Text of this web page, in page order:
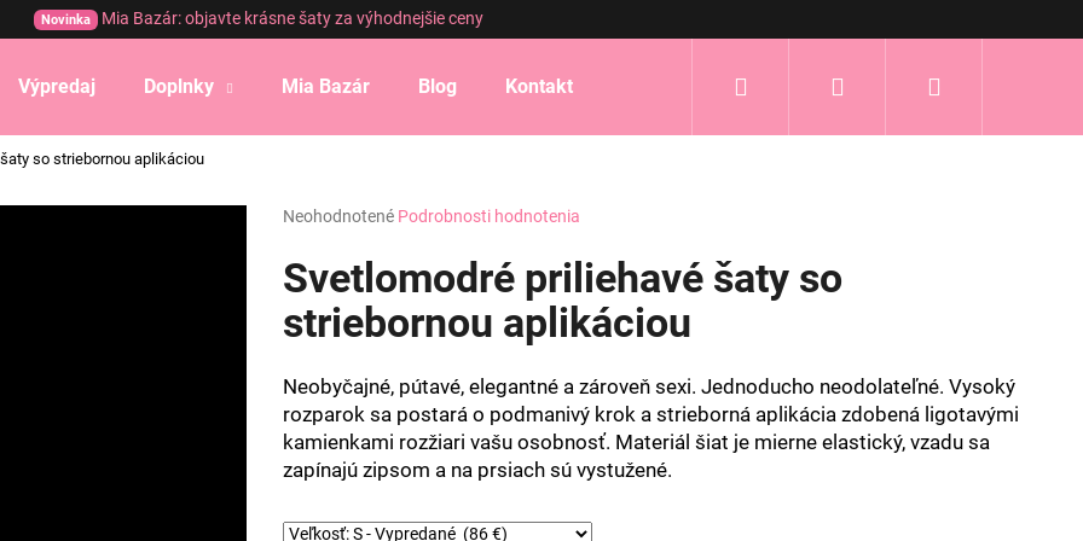
Novinka Mia Bazár: objavte krásne šaty za výhodnejšie ceny
Výpredaj Doplnky Mia Bazár Blog Kontakt Prihlásenie
so striebornou aplikáciou
Priemerné
produktu
je
z
hviezdičiek.
Neohodnotené Podrobnosti hodnotenia
Svetlomodré priliehavé šaty so
striebornou aplikáciou
Neobyčajné, pútavé, elegantné a zároveň sexi. Jednoducho neodolateľné. Vysoký
rozparok sa postará o podmanivý krok a strieborná aplikácia zdobená ligotavými
kamienkami rozžiari vašu osobnosť. Materiál šiat je mierne elastický, vzadu sa
zapínajú zipsom a na prsiach sú vystužené.
Čo potrebujete nájsť?
HĽADAŤ